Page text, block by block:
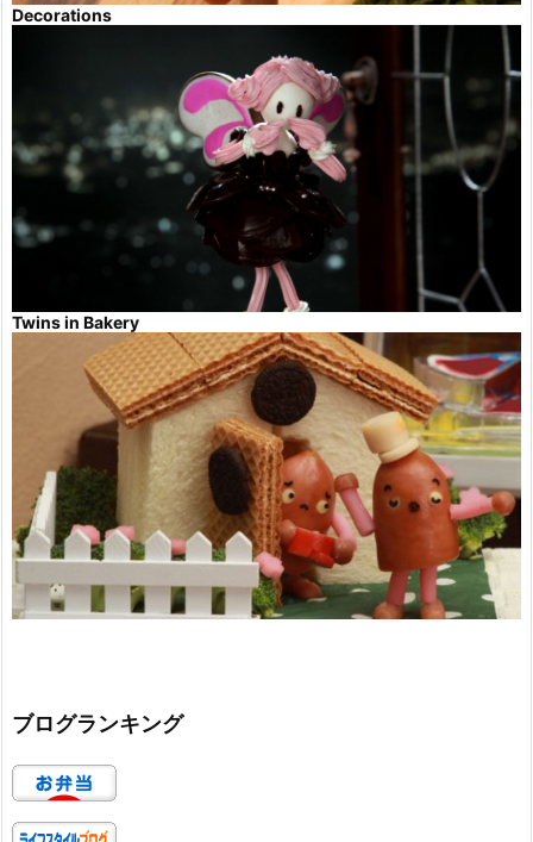
Decorations
Twins in Bakery
ブログランキング